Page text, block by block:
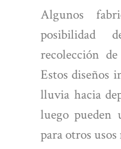
Algunos
posibilidad
recolección
Estos diseños
lluvia hacia
luego pueden
para otros usos